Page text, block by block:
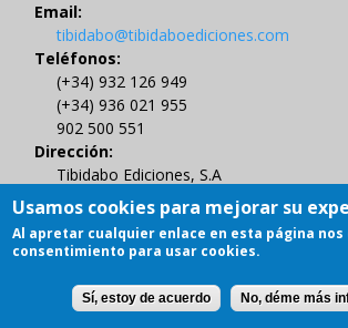
Email:
tibidabo@tibidaboediciones.com
Teléfonos:
(+34) 932 126 949
(+34) 936 021 955
902 500 551
Dirección:
Tibidabo Ediciones, S.A
C/ Muntaner 479, 4º
08021 BARCELONA
Gestión de Derechos de Autor
Usamos cookies para mejorar su
Al apretar cualquier enlace en esta página nos
consentimiento para usar cookies.
Sí, estoy de acuerdo No, déme más